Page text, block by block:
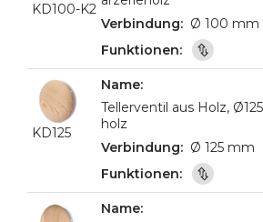
KD100-K2
Ø 100 mm
KD125
Tellerventil aus Holz,
holz
Ø 125 mm